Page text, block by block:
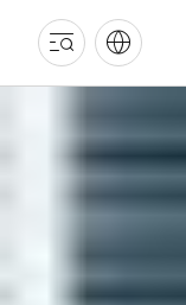
EMMI
GRUPPE